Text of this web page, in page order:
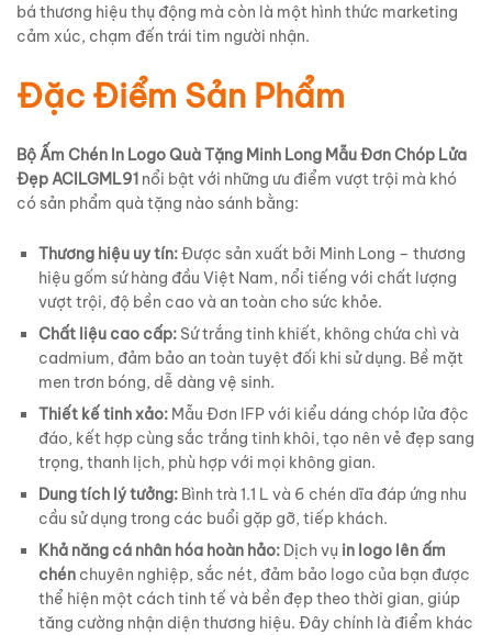
bá thương hiệu thụ động mà còn là một hình thức marketing
cảm xúc, chạm đến trái tim người nhận.
Đặc Điểm Sản Phẩm
Bộ Ấm Chén In Logo Quà Tặng Minh Long Mẫu Đơn Chóp Lửa
Đẹp ACILGML91 nổi bật với những ưu điểm vượt trội mà khó
có sản phẩm quà tặng nào sánh bằng:
Thương hiệu uy tín:Được sản xuất bởi Minh Long – thương
hiệu gốm sứ hàng đầu Việt Nam, nổi tiếng với chất lượng
vượt trội, độ bền cao và an toàn cho sức khỏe.
Chất liệu cao cấp: Sứ trắng tinh khiết, không chứa chì và
cadmium, đảm bảo an toàn tuyệt đối khi sử dụng. Bề mặt
men trơn bóng, dễ dàng vệ sinh.
Thiết kế tinh xảo: Mẫu Đơn IFP với kiểu dáng chóp lửa độc
đáo, kết hợp cùng sắc trắng tinh khôi, tạo nên vẻ đẹp sang
trọng, thanh lịch, phù hợp với mọi không gian.
Dung tích lý tưởng: Bình trà 1.1 L và 6 chén dĩa đáp ứng nhu
cầu sử dụng trong các buổi gặp gỡ, tiếp khách.
Khả năng cá nhân hóa hoàn hảo: Dịch vụ in logo lên ấm
chén chuyên nghiệp, sắc nét, đảm bảo logo của bạn được
thể hiện một cách tinh tế và bền đẹp theo thời gian, giúp
tăng cường nhận diện thương hiệu. Đây chính là điểm khác